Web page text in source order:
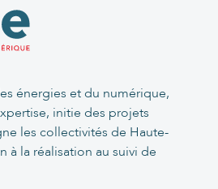
énergies et du numérique,
initie des projets
les collectivités de Haute-
à la réalisation au suivi de